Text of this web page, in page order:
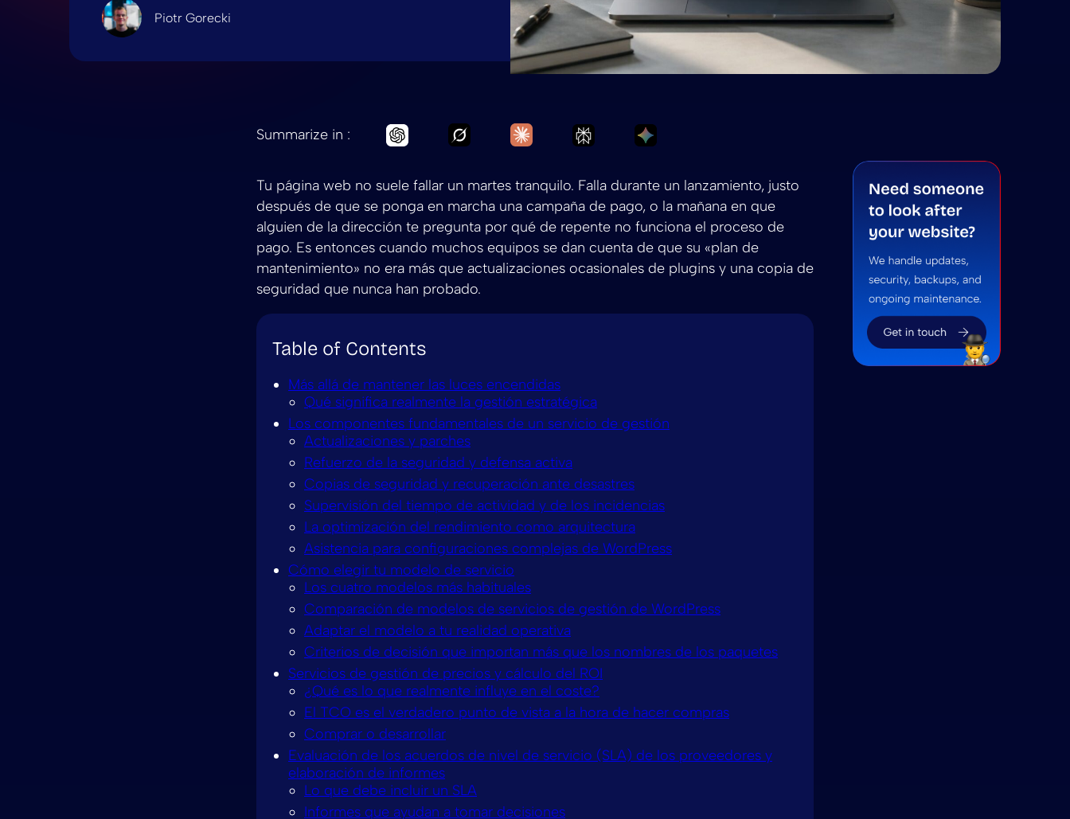
Piotr Gorecki
Summarize in : Ask Chatgpt to summarize Elige tu servicio de gestión de sitios web de WordPress 2026
Ask Grok to summarize Elige tu servicio de gestión de sitios web de WordPress 2026
Ask Claude to summarize Elige tu servicio de gestión de sitios web de WordPress
Ask Perplexity to summarize Elige tu servicio de gestión de sitios web de
Ask Gemini to summarize Elige tu servicio de gestión de sitios
Tu página web no suele fallar un martes tranquilo. Falla durante un lanzamiento, justo
después de que se ponga en marcha una campaña de pago, o la mañana en que
alguien de la dirección te pregunta por qué de repente no funciona el proceso de
pago. Es entonces cuando muchos equipos se dan cuenta de que su «plan de
mantenimiento» no era más que actualizaciones ocasionales de plugins y una copia de
seguridad que nunca han probado.
Table of Contents
Más allá de mantener las luces encendidas
Qué significa realmente la gestión estratégica
Los componentes fundamentales de un servicio de gestión
Actualizaciones y parches
Refuerzo de la seguridad y defensa activa
Copias de seguridad y recuperación ante desastres
Supervisión del tiempo de actividad y de los incidencias
La optimización del rendimiento como arquitectura
Asistencia para configuraciones complejas de WordPress
Cómo elegir tu modelo de servicio
Los cuatro modelos más habituales
Comparación de modelos de servicios de gestión de WordPress
Adaptar el modelo a tu realidad operativa
Criterios de decisión que importan más que los nombres de los paquetes
Servicios de gestión de precios y cálculo del ROI
¿Qué es lo que realmente influye en el coste?
El TCO es el verdadero punto de vista a la hora de hacer compras
Comprar o desarrollar
Evaluación de los acuerdos de nivel de servicio (SLA) de los proveedores y
elaboración de informes
Lo que debe incluir un SLA
Informes que ayudan a tomar decisiones